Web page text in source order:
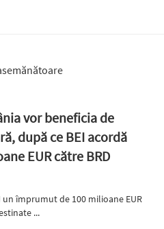
vor beneficia de
după ce BEI acordă
EUR către BRD
un împrumut de 100 milioane EUR
...